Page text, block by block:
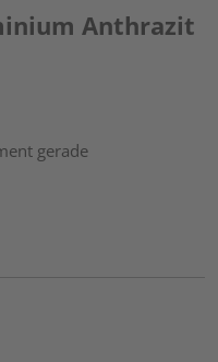
Anthrazit
gerade